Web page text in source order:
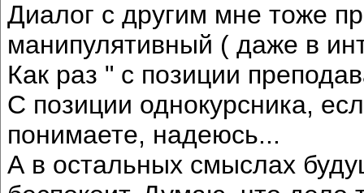
Диалог с другим мне тоже
манипулятивный ( даже в
Как раз " с позиции
С позиции однокурсника,
понимаете, надеюсь...
А в остальных смыслах